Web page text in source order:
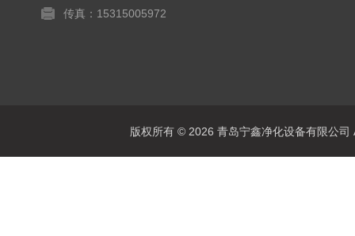
传真：15315005972
版权所有 © 2026 青岛宁鑫净化设备有限